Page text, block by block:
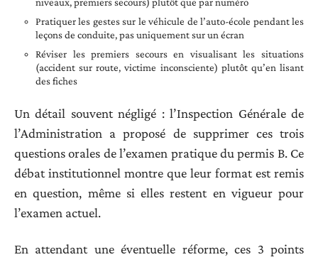
Pratiquer les gestes sur le véhicule de l’auto-école pendant les
leçons de conduite, pas uniquement sur un écran
Réviser les premiers secours en visualisant les situations
(accident sur route, victime inconsciente) plutôt qu’en lisant
des fiches
Un détail souvent négligé : l’Inspection Générale de
l’Administration a proposé de supprimer ces trois
questions orales de l’examen pratique du permis B. Ce
débat institutionnel montre que leur format est remis
en question, même si elles restent en vigueur pour
l’examen actuel.
En attendant une éventuelle réforme, ces 3 points